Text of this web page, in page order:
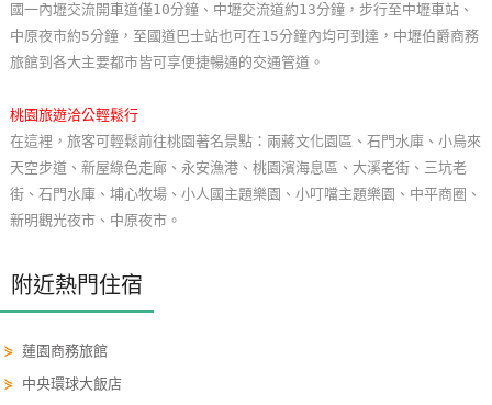
會
員
戶
客
服
單
線
國一內壢交流開車道僅10分鐘、中壢交流道約13分鐘，步行至中壢車站、
中原夜市約5分鐘，至國道巴士站也可在15分鐘內均可到達，中壢伯爵商務
旅館到各大主要都市皆可享便捷暢通的交通管道。
桃園旅遊洽公輕鬆行
在這裡，旅客可輕鬆前往桃園著名景點：兩蔣文化園區、石門水庫、小烏來
天空步道、新屋綠色走廊、永安漁港、桃園濱海息區、大溪老街、三坑老
街、石門水庫、埔心牧場、小人國主題樂園、小叮噹主題樂園、中平商圈、
新明觀光夜市、中原夜市。
附近熱門住宿
⋟蓮園商務旅館
⋟ 中央環球大飯店